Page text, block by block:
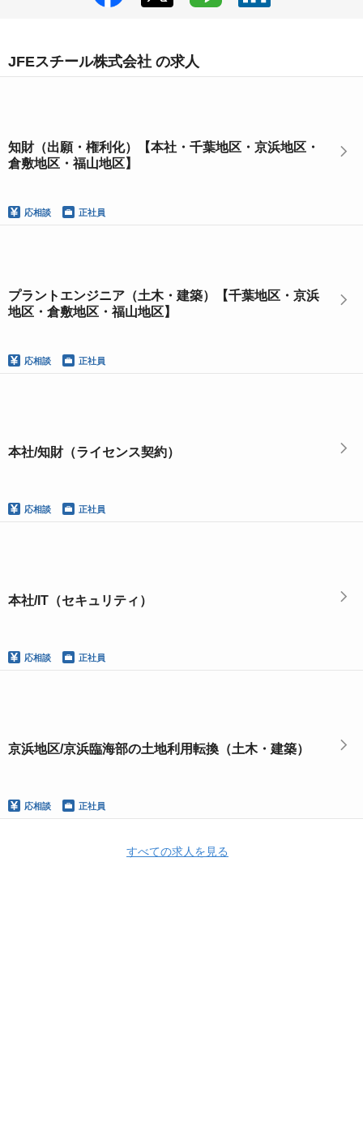
JFEスチール株式会社 の求人
知財（出願・権利化）【本社・千葉地区・京浜地区・
倉敷地区・福山地区】
応相談 正社員
プラントエンジニア（土木・建築）【千葉地区・京浜
地区・倉敷地区・福山地区】
応相談 正社員
本社/知財（ライセンス契約）
応相談 正社員
本社/IT（セキュリティ）
応相談 正社員
京浜地区/京浜臨海部の土地利用転換（土木・建築）
応相談 正社員
すべての求人を見る